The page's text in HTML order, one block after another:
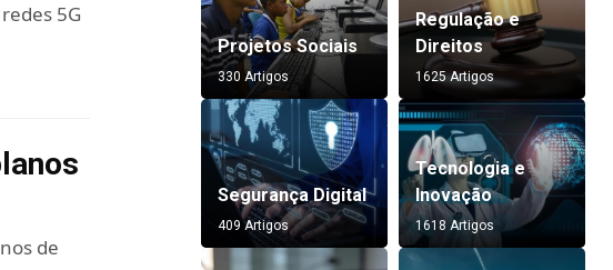
5G
de
Projetos Sociais
330 Artigos
Regulação e
Direitos
1625 Artigos
Segurança Digital
409 Artigos
Tecnologia e
Inovação
1618 Artigos